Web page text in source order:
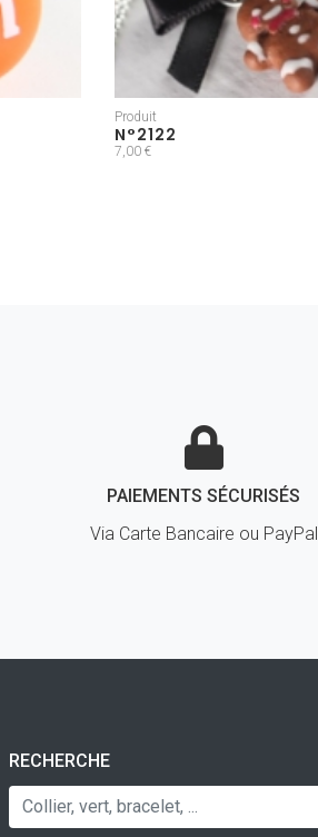
Produit
N°2122
7,00 €
PAIEMENTS SÉCURISÉS
Via Carte Bancaire ou PayPal
RECHERCHE